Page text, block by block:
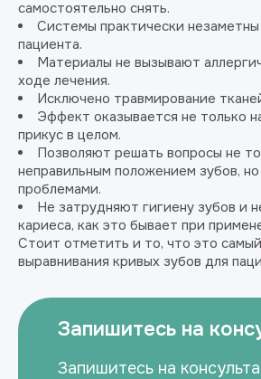
самостоятельно снять.
Системы практически
пациента.
Материалы не вызывают
ходе лечения.
Исключено травмирование
Эффект оказывается не только
прикус в целом.
Позволяют решать вопросы не
неправильным положением зубов,
проблемами.
Не затрудняют гигиену зубов и
кариеса, как это бывает при
Стоит отметить и то, что это
выравнивания кривых зубов для
Запишитесь на
Запишитесь на